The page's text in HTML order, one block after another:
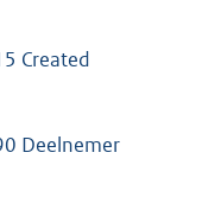
Created
Deelnemer